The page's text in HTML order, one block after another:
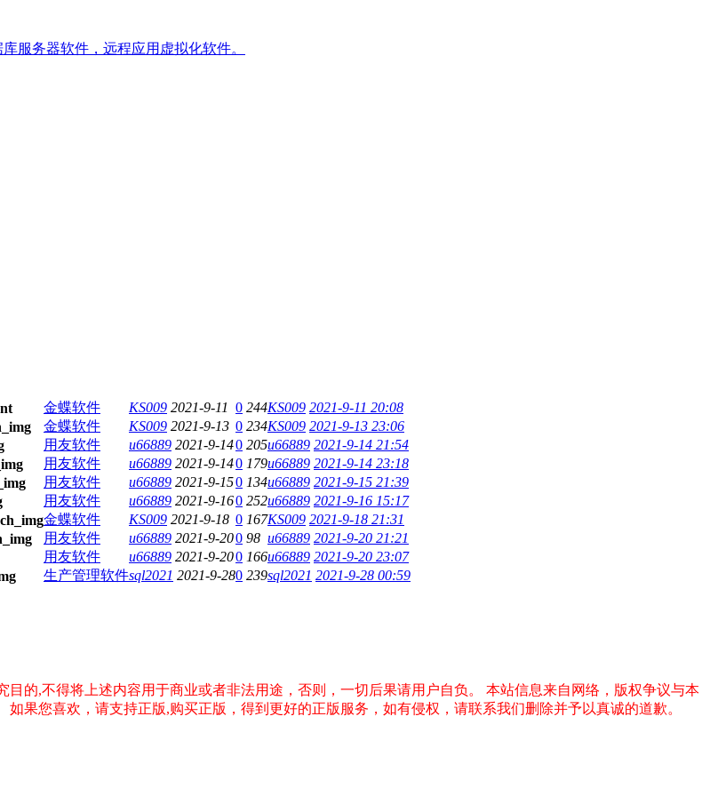
服务器软件，远程应用虚拟化软件。
金蝶软件 KS009 2021-9-11 0 244KS009 2021-9-11 20:08
金蝶软件 KS009 2021-9-13 0 234KS009 2021-9-13 23:06
用友软件 u66889 2021-9-140 205u66889 2021-9-14 21:54
用友软件 u66889 2021-9-140 179u66889 2021-9-14 23:18
用友软件 u66889 2021-9-150 134u66889 2021-9-15 21:39
用友软件 u66889 2021-9-160 252u66889 2021-9-16 15:17
金蝶软件 KS009 2021-9-18 0 167KS009 2021-9-18 21:31
用友软件 u66889 2021-9-200 98 u66889 2021-9-20 21:21
用友软件 u66889 2021-9-200 166u66889 2021-9-20 23:07
生产管理软件sql2021 2021-9-280 239sql2021 2021-9-28 00:59
的,不得将上述内容用于商业或者非法用途，否则，一切后果请用户自负。
本站信息来自网络，版权争议与本
如果您喜欢，请支持正版,购买正版，得到更好的正版服务，如有侵权，请联系我们删除并予以真诚的道歉。